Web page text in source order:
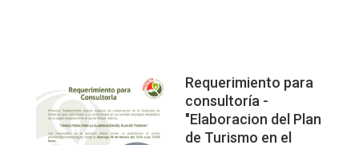
Requerimiento para
consultoría -
"Elaboracion del Plan
de Turismo en el